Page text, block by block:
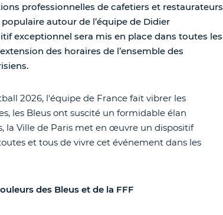
professionnelles de cafetiers et restaurateurs
autour de l’équipe de Didier
exceptionnel sera mis en place dans toutes les
des horaires de l’ensemble des
2026, l'équipe de France fait vibrer les
les Bleus ont suscité un formidable élan
la Ville de Paris met en œuvre un dispositif
et tous de vivre cet événement dans les
des Bleus et de la FFF